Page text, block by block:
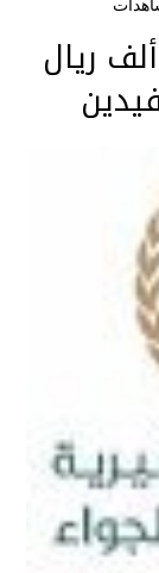
بر عيون الجواء تخصص 80 ألف ريال